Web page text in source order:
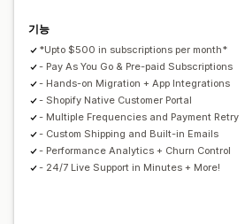
기능
*Upto $500 in subscriptions per month*
- Pay As You Go & Pre-paid Subscriptions
- Hands-on Migration + App Integrations
- Shopify Native Customer Portal
- Multiple Frequencies and Payment Retry
- Custom Shipping and Built-in Emails
- Performance Analytics + Churn Control
- 24/7 Live Support in Minutes + More!